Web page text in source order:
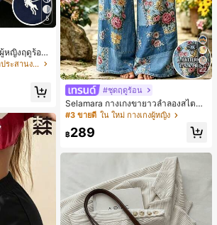
5
หญิงฤดูร้อน
, กางเกงขา
สีขาว, เสื้อ
ใน อสมมาตร ชุดประสานงานสตรี
22
#ชุดฤดูร้อน
Selamara กางเกงขายาวลำลองสไตล์โ
บฮีเมียนสำหรับพักผ่อน สีกากี ผิวสัมผัส
มีเท็กซ์เจอร์ เอวสูงทรงหลวม เอวยางยืด
พร้อมเชือกรูด ทรงขาตรงทิ้งตัว ขากว้า
ดินทาง
#3 ขายดี ใน ใหม่ กางเกงผู้หญิง
฿289